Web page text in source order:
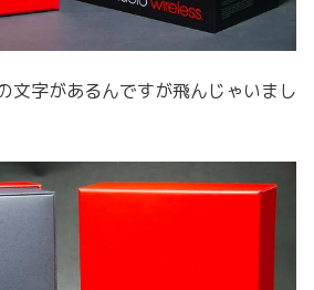
文字があるんですが飛んじゃいまし